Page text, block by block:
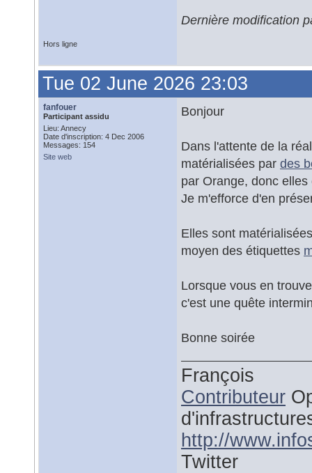
Dernière modification
Hors ligne
Tue 02 June 2026 23:03
fanfouer
Participant assidu
Lieu: Annecy
Date d'inscription: 4 Dec 2006
Messages: 154
Site web
Bonjour
Dans l'attente de la
matérialisées par des
par Orange, donc
Je m'efforce d'en
Elles sont
moyen des étiquettes
Lorsque vous en
c'est une quête
Bonne soirée
François
Contributeur
http://
Twitter